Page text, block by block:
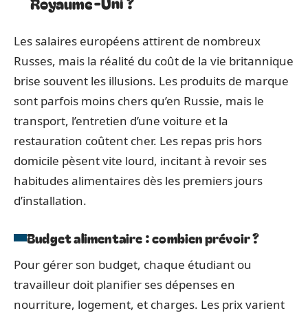
Les salaires européens attirent de nombreux
Russes, mais la réalité du coût de la vie britannique
brise souvent les illusions. Les produits de marque
sont parfois moins chers qu’en Russie, mais le
transport, l’entretien d’une voiture et la
restauration coûtent cher. Les repas pris hors
domicile pèsent vite lourd, incitant à revoir ses
habitudes alimentaires dès les premiers jours
d’installation.
Budget alimentaire : combien prévoir ?
Pour gérer son budget, chaque étudiant ou
travailleur doit planifier ses dépenses en
nourriture, logement, et charges. Les prix varient